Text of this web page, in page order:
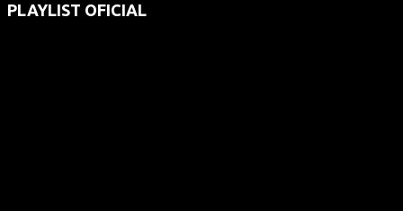
PLAYLIST OFICIAL